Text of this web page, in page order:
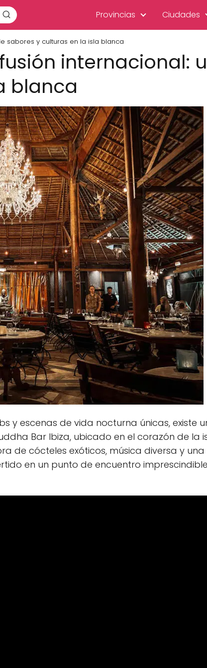
Provincias Ciudades
sabores y culturas en la isla blanca
internacional:
blanca
y escenas de vida nocturna únicas, existe
Bar Ibiza, ubicado en el corazón de la
de cócteles exóticos, música diversa y
en un punto de encuentro